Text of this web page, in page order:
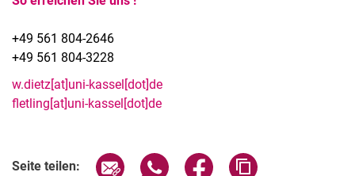
+49 561 804-2646
+49 561 804-3228
w.dietz[at]uni-kassel[dot]de
fletling[at]uni-kassel[dot]de
Seite teilen: Seite über E-Mail teilen
Seite über WhatsApp teilen
Seite über Facebook